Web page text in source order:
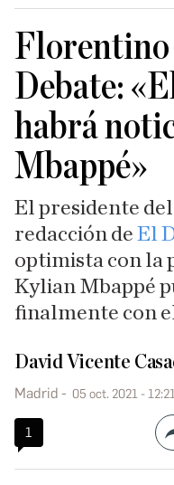
Florentino
Debate:
habrá
Mbappé»
El presidente
redacción de El
optimista con la
Kylian Mbappé
finalmente con
David Vicente
Madrid 05 oct. 2021 -
1